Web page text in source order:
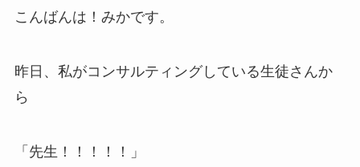
こんばんは！みかです。
昨日、私がコンサルティングしている生徒さんか
ら
「先生！！！！！」